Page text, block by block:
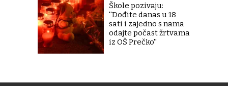
Škole pozivaju:
''Dođite danas u 18
sati i zajedno s nama
odajte počast žrtvama
iz OŠ Prečko''